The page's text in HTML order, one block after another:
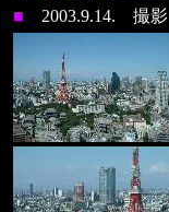
■ 2003.9.14. 撮影